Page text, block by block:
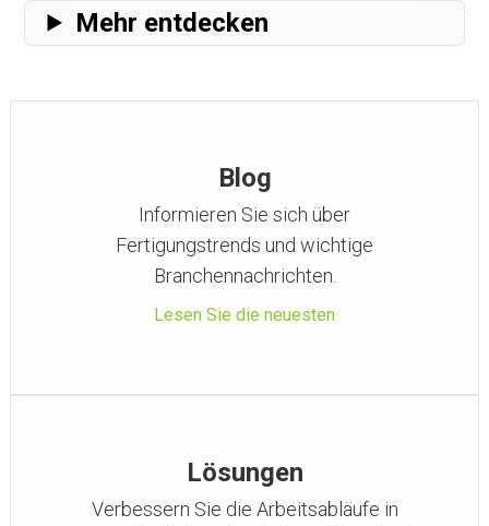
Mehr entdecken
Blog
Informieren Sie sich über
Fertigungstrends und wichtige
Branchennachrichten.
Lesen Sie die neuesten
Lösungen
Verbessern Sie die Arbeitsabläufe in